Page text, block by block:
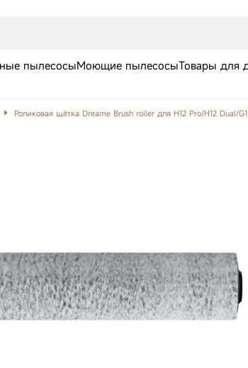
пылесосыМоющие пылесосыТовары для
Dreame Aqua10
Ultra Roller
Complete White
Dreame Aqua10
Ultra Roller
Complete Black
Посмотреть все
Роликовая щётка Dreame Brush roller для H12 Pro/H12 Dual/